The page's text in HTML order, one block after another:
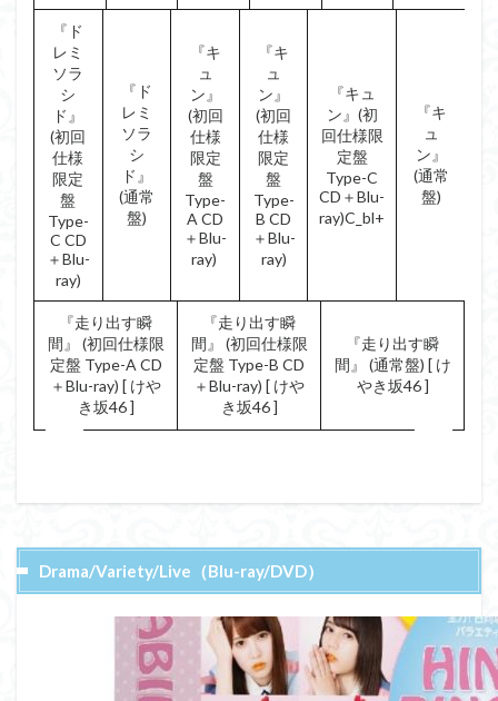
『ド
レミ
ソラ
シ
ド』
(初回
仕様
限定
盤
Type-
C CD
＋Blu-
ray)
『ド
レミ
ソラ
シ
ド』
(通常
盤)
『キ
ュ
ン』
(初回
仕様
限定
盤
Type-
A CD
＋Blu-
ray)
『キ
ュ
ン』
(初回
仕様
限定
盤
Type-
B CD
＋Blu-
ray)
『キュ
ン』(初
回仕様限
定盤
Type-C
CD＋Blu-
ray)C_bl+
『キ
ュ
ン』
(通常
盤)
『走り出す瞬
間』 (初回仕様限
定盤 Type-A CD
＋Blu-ray) [ けや
き坂46 ]
『走り出す瞬
間』 (初回仕様限
定盤 Type-B CD
＋Blu-ray) [ けや
き坂46 ]
『走り出す瞬
間』 (通常盤) [ け
やき坂46 ]
Drama/Variety/Live（Blu-ray/DVD）